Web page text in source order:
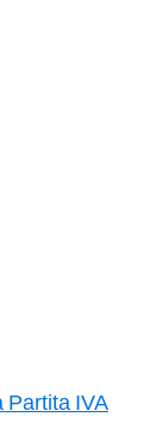
Partita IVA